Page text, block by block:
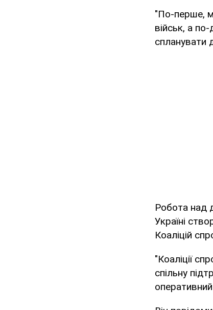
"По-перше,
військ, а
спланувати
Робота над
Україні
Коаліцій
"Коаліції
спільну